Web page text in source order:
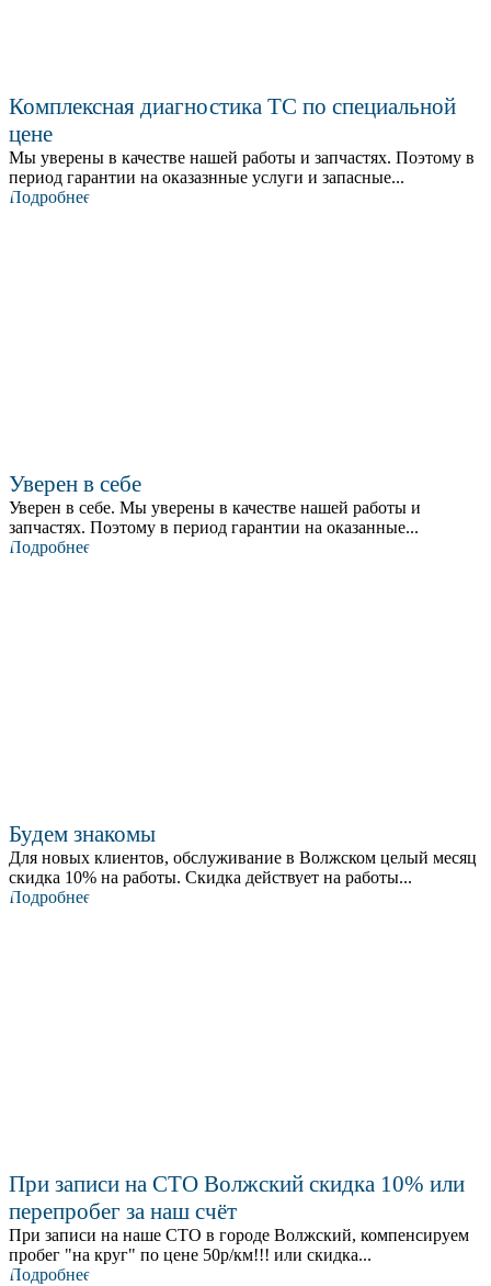
Комплексная диагностика ТС по специальной
цене
Мы уверены в качестве нашей работы и запчастях. Поэтому в
период гарантии на оказазнные услуги и запасные...
Подробнее
Уверен в себе
Уверен в себе. Мы уверены в качестве нашей работы и
запчастях. Поэтому в период гарантии на оказанные...
Подробнее
Будем знакомы
Для новых клиентов, обслуживание в Волжском целый месяц
скидка 10% на работы. Скидка действует на работы...
Подробнее
При записи на СТО Волжский скидка 10% или
перепробег за наш счёт
При записи на наше СТО в городе Волжский, компенсируем
пробег "на круг" по цене 50р/км!!! или скидка...
Подробнее